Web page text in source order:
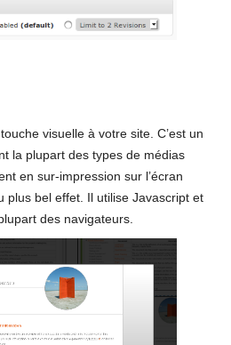
visuelle à votre site. C’est un
la plupart des types de médias
en sur-impression sur l’écran
plus bel effet. Il utilise Javascript et
des navigateurs.